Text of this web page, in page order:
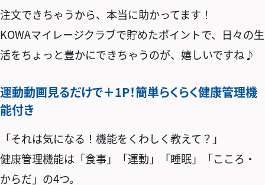
注文できちゃうから、本当に助かってます！
KOWAマイレージクラブで貯めたポイントで、日々の生
活をちょっと豊かにできちゃうのが、嬉しいですね♪
運動動画見るだけで＋1P！簡単らくらく健康管理機
能付き
「それは気になる！機能をくわしく教えて？」
健康管理機能は「食事」「運動」「睡眠」「こころ・
からだ」の4つ。